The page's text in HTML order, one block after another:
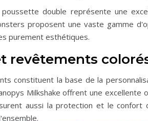
poussette double représente une
proposent une vaste gamme
purement esthétiques.
revêtements
constituent la base de la
Milkshake offrent une
aussi la protection et le confort